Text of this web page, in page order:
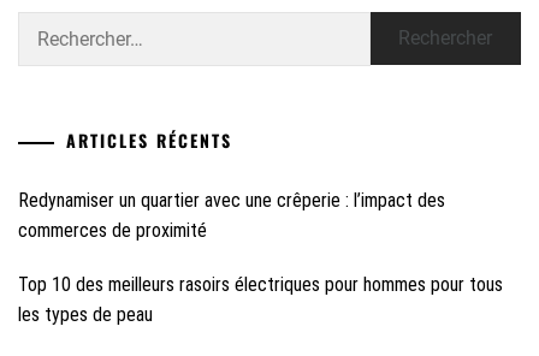
ARTICLES RÉCENTS
Redynamiser un quartier avec une crêperie : l’impact des
commerces de proximité
Top 10 des meilleurs rasoirs électriques pour hommes pour tous
les types de peau